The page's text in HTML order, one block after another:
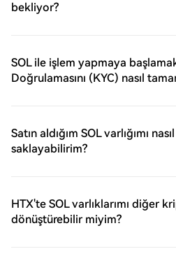
bekliyor?
SOL ile işlem yapmaya
Doğrulamasını (KYC) nasıl
Satın aldığım SOL varlığımı
saklayabilirim?
HTX'te SOL varlıklarımı diğer
dönüştürebilir miyim?